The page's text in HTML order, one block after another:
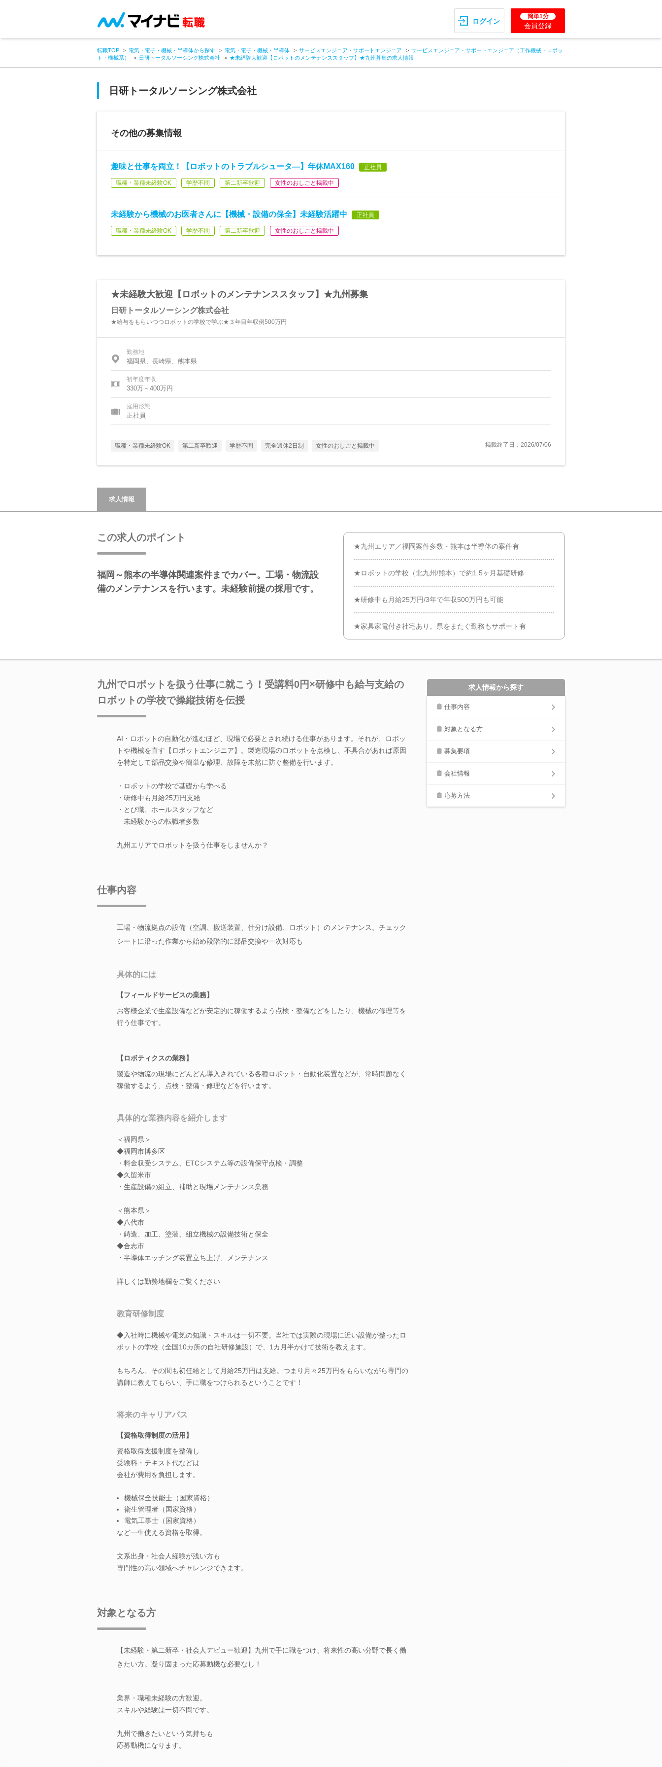
ログイン
簡単1分
会員登録
転職TOP 電気・電子・機械・半導体から探す 電気・電子・機械・半導体 サービスエンジニア・サポートエンジニア
サービスエンジニア・サポートエンジニア（工作機械・ロボッ
ト・機械系）
日研トータルソーシング株式会社 ★未経験大歓迎【ロボットのメンテナンススタッフ】★九州募集の求人情報
日研トータルソーシング株式会社
その他の募集情報
趣味と仕事を両立！【ロボットのトラブルシュータ―】年休MAX160 正社員
職種・業種未経験OK 学歴不問 第二新卒歓迎 女性のおしごと掲載中
未経験から機械のお医者さんに【機械・設備の保全】未経験活躍中 正社員
職種・業種未経験OK 学歴不問 第二新卒歓迎 女性のおしごと掲載中
★未経験大歓迎【ロボットのメンテナンススタッフ】★九州募集
日研トータルソーシング株式会社
★給与をもらいつつロボットの学校で学ぶ★３年目年収例500万円
勤務地
福岡県、長崎県、熊本県
初年度年収
330万～400万円
雇用形態
正社員
職種・業種未経験OK 第二新卒歓迎 学歴不問 完全週休2日制 女性のおしごと掲載中 掲載終了日：2026/07/06
求人情報
この求人のポイント
福岡～熊本の半導体関連案件までカバー。工場・物流設
備のメンテナンスを行います。未経験前提の採用です。
★九州エリア／福岡案件多数・熊本は半導体の案件有
★ロボットの学校（北九州/熊本）で約1.5ヶ月基礎研修
★研修中も月給25万円/3年で年収500万円も可能
★家具家電付き社宅あり。県をまたぐ勤務もサポート有
九州でロボットを扱う仕事に就こう！受講料0円×研修中も給与支給の
ロボットの学校で操縦技術を伝授
AI・ロボットの自動化が進むほど、現場で必要とされ続ける仕事があります。それが、ロボッ
トや機械を直す【ロボットエンジニア】。製造現場のロボットを点検し、不具合があれば原因
を特定して部品交換や簡単な修理、故障を未然に防ぐ整備を行います。
・ロボットの学校で基礎から学べる
・研修中も月給25万円支給
・とび職、ホールスタッフなど
未経験からの転職者多数
九州エリアでロボットを扱う仕事をしませんか？
仕事内容
工場・物流拠点の設備（空調、搬送装置、仕分け設備、ロボット）のメンテナンス。チェック
シートに沿った作業から始め段階的に部品交換や一次対応も
具体的には
【フィールドサービスの業務】
お客様企業で生産設備などが安定的に稼働するよう点検・整備などをしたり、機械の修理等を
行う仕事です。
【ロボティクスの業務】
製造や物流の現場にどんどん導入されている各種ロボット・自動化装置などが、常時問題なく
稼働するよう、点検・整備・修理などを行います。
具体的な業務内容を紹介します
＜福岡県＞
◆福岡市博多区
・料金収受システム、ETCシステム等の設備保守点検・調整
◆久留米市
・生産設備の組立、補助と現場メンテナンス業務
＜熊本県＞
◆八代市
・鋳造、加工、塗装、組立機械の設備技術と保全
◆合志市
・半導体エッチング装置立ち上げ、メンテナンス
詳しくは勤務地欄をご覧ください
教育研修制度
◆入社時に機械や電気の知識・スキルは一切不要。当社では実際の現場に近い設備が整ったロ
ボットの学校（全国10カ所の自社研修施設）で、1カ月半かけて技術を教えます。
もちろん、その間も初任給として月給25万円は支給。つまり月々25万円をもらいながら専門の
講師に教えてもらい、手に職をつけられるということです！
将来のキャリアパス
【資格取得制度の活用】
資格取得支援制度を整備し
受験料・テキスト代などは
会社が費用を負担します。
機械保全技能士（国家資格）
衛生管理者（国家資格）
電気工事士（国家資格）
など一生使える資格を取得。
文系出身・社会人経験が浅い方も
専門性の高い領域へチャレンジできます。
対象となる方
【未経験・第二新卒・社会人デビュー歓迎】九州で手に職をつけ、将来性の高い分野で長く働
きたい方。凝り固まった応募動機な必要なし！
業界・職種未経験の方歓迎。
スキルや経験は一切不問です。
九州で働きたいという気持ちも
応募動機になります。
求人情報から探す
仕事内容
対象となる方
募集要項
会社情報
応募方法